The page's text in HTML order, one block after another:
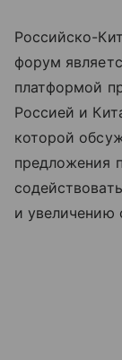
Российско-
форум
платформой
Россией и
которой
предложения
и увеличению